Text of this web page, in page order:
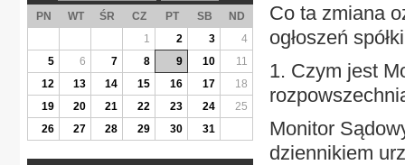
Co ta zmiana
ogłoszeń
1. Czym jest
Monitor
dziennikiem
PN WT ŚR CZ PT SB
ND
1
2 3
4
5
6 7 8 9 10
11
12
13 14 15 16 17
18
19
20 21 22 23 24
25
26
27 28 29 30 31